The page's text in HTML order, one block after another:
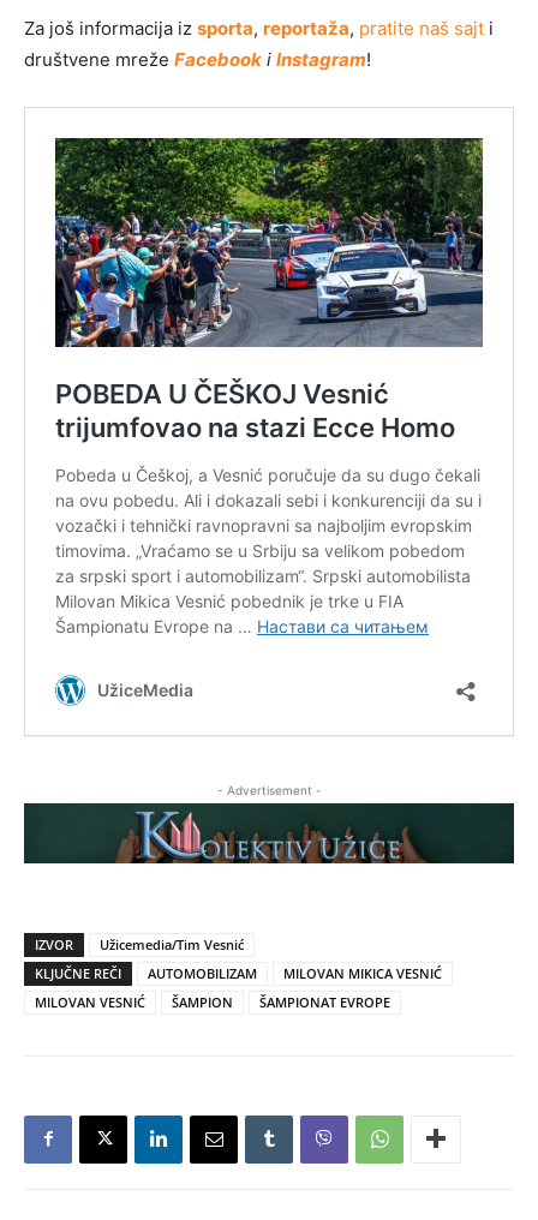
Za još informacija iz sporta, reportaža, pratite naš sajt i
društvene mreže Facebook i Instagram!
- Advertisement -
IZVOR
Užicemedia/Tim Vesnić
KLJUČNE REČI
AUTOMOBILIZAM
MILOVAN MIKICA VESNIĆ
MILOVAN VESNIĆ
ŠAMPION ŠAMPIONAT EVROPE